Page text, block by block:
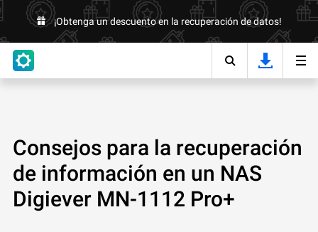
¡Obtenga un descuento en la recuperación de datos!
Consejos para la recuperación
de información en un NAS
Digiever MN-1112 Pro+